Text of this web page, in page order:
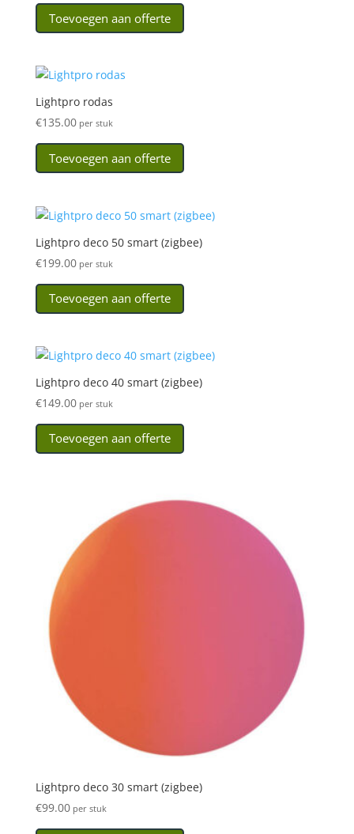
Toevoegen aan offerte
Lightpro rodas
€135.00per stuk
Toevoegen aan offerte
Lightpro deco 50 smart (zigbee)
€199.00per stuk
Toevoegen aan offerte
Lightpro deco 40 smart (zigbee)
€149.00per stuk
Toevoegen aan offerte
Lightpro deco 30 smart (zigbee)
€99.00per stuk